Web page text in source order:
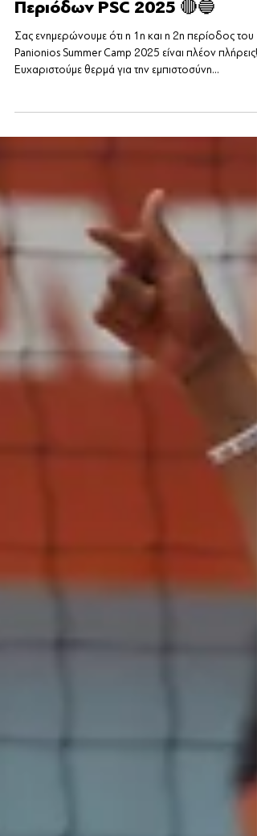
Ανακοίνωση | Πληρότητα
Περιόδων PSC 2025 🔴🔵
Σας ενημερώνουμε ότι η 1η και η 2η περίοδος του